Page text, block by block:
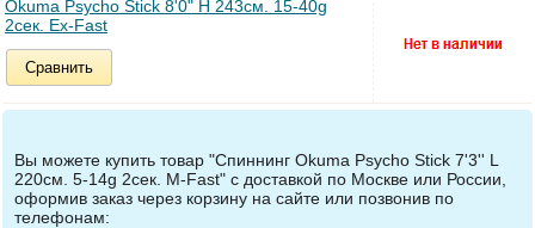
Okuma Psycho Stick 8'0" H 243см. 15-40g
2сек. Ex-Fast
Сравнить
Вы можете купить товар "Спиннинг Okuma Psycho Stick 7'3'' L
220см. 5-14g 2сек. M-Fast" с доставкой по Москве или России,
оформив заказ через корзину на сайте или позвонив по
телефонам: